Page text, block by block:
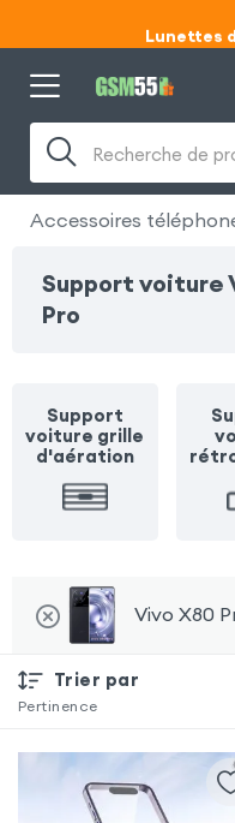
Recherche de
Accessoires
Support voiture
Pro
Support
voiture grille
d'aération
Vivo X80
Trier par
Pertinence